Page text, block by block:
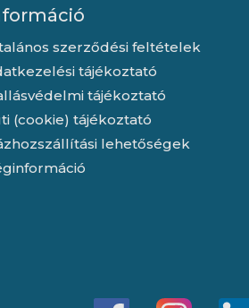
szerződési feltételek
tájékoztató
tájékoztató
(cookie) tájékoztató
lehetőségek